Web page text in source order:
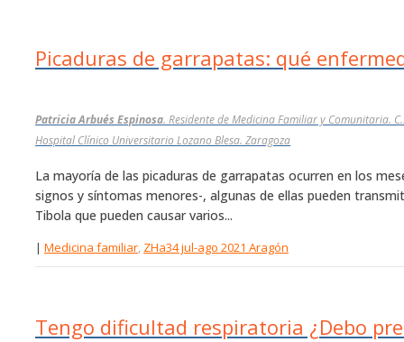
Picaduras de garrapatas: qué
Patricia Arbués Espinosa. Residente de Medicina Familiar y Comunitaria.
Hospital Clínico Universitario Lozano Blesa. Zaragoza
La mayoría de las picaduras de garrapatas ocurren en los
signos y síntomas menores-, algunas de ellas pueden
Tibola que pueden causar varios...
| Medicina familiar, ZHa34 jul-ago 2021 Aragón
Tengo dificultad respiratoria ¿Debo